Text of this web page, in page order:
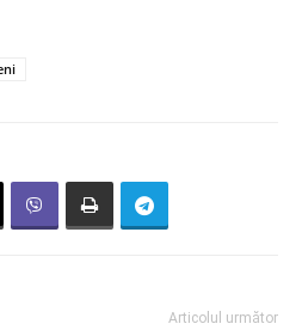
Articolul următor